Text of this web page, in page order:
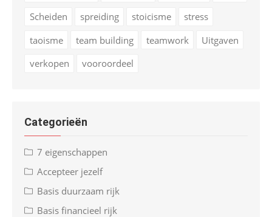
Scheiden
spreiding stoicisme
stress
taoisme
team building teamwork
Uitgaven
verkopen
vooroordeel
Categorieën
7 eigenschappen
Accepteer jezelf
Basis duurzaam rijk
Basis financieel rijk